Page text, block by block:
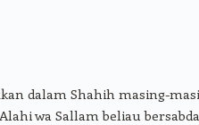
dalam Shahih masing-
wa Sallam beliau